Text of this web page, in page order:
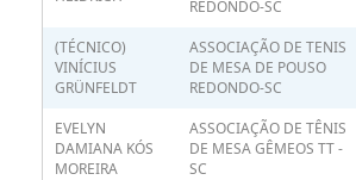
REDONDO-SC
(TÉCNICO)
VINÍCIUS
GRÜNFELDT
ASSOCIAÇÃO DE TENIS
DE MESA DE POUSO
REDONDO-SC
EVELYN
DAMIANA KÓS
MOREIRA
ASSOCIAÇÃO DE TÊNIS
DE MESA GÊMEOS TT -
SC